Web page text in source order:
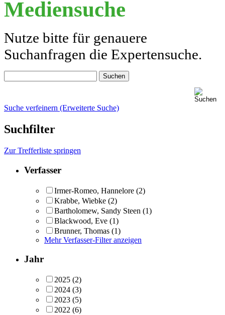
Mediensuche
Nutze bitte für genauere
Suchanfragen die Expertensuche.
Suche verfeinern (Erweiterte Suche)
Suchfilter
Zur Trefferliste springen
Verfasser
Irmer-Romeo, Hannelore (2)
Krabbe, Wiebke (2)
Bartholomew, Sandy Steen (1)
Blackwood, Eve (1)
Brunner, Thomas (1)
Mehr Verfasser-Filter anzeigen
Jahr
2025 (2)
2024 (3)
2023 (5)
2022 (6)